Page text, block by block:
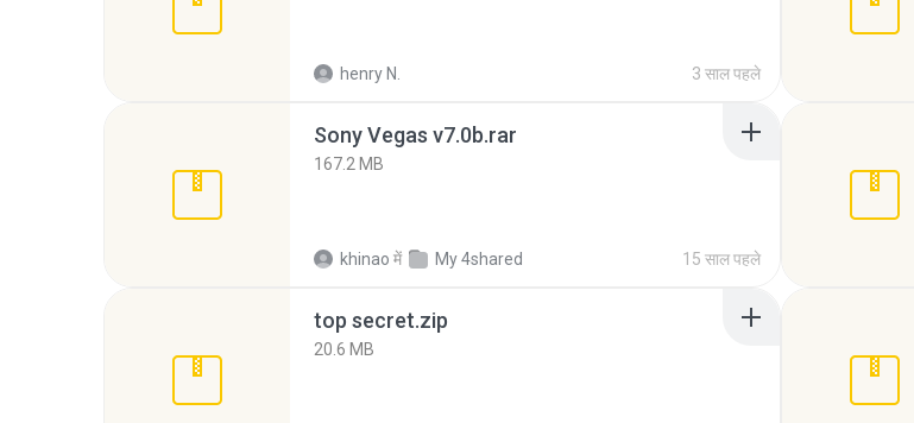
henry N. 3 साल पहले
Sony Vegas v7.0b.rar
167.2 MB
khinao में My 4shared 15 साल पहले
top secret.zip
20.6 MB